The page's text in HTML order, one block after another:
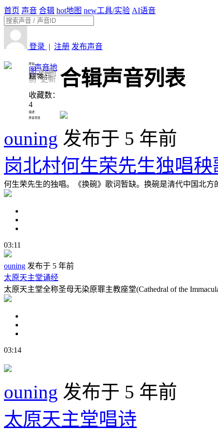
首页 声音 合辑 hot地图 new工具/实验 AI语音
登录 | 注册 发布声音
原音声音地
图 2021-
08-03 创
建4 年
前 更新
标签：
收藏数：
4
描述：
原音项目
合辑声音列表
ouning 发布于 5 年前
岗北村何生荣先生独唱
何生荣先生的独唱。《换碗》歌词暂缺。换碗是清代中国北
03:11
ouning 发布于 5 年前
太原天主堂诵经
太原天主堂全称圣母无染原罪主教座堂(Cathedral of the
03:14
ouning 发布于 5 年前
太原天主堂唱诗